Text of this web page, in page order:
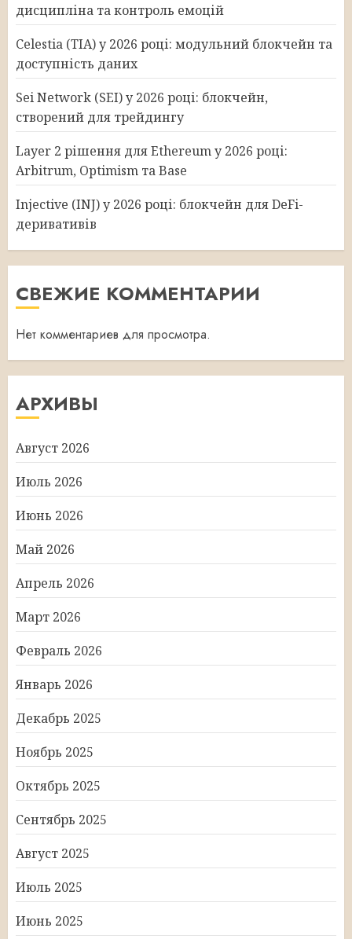
дисципліна та контроль емоцій
Celestia (TIA) у 2026 році: модульний блокчейн та
доступність даних
Sei Network (SEI) у 2026 році: блокчейн,
створений для трейдингу
Layer 2 рішення для Ethereum у 2026 році:
Arbitrum, Optimism та Base
Injective (INJ) у 2026 році: блокчейн для DeFi-
деривативів
СВЕЖИЕ КОММЕНТАРИИ
Нет комментариев для просмотра.
АРХИВЫ
Август 2026
Июль 2026
Июнь 2026
Май 2026
Апрель 2026
Март 2026
Февраль 2026
Январь 2026
Декабрь 2025
Ноябрь 2025
Октябрь 2025
Сентябрь 2025
Август 2025
Июль 2025
Июнь 2025